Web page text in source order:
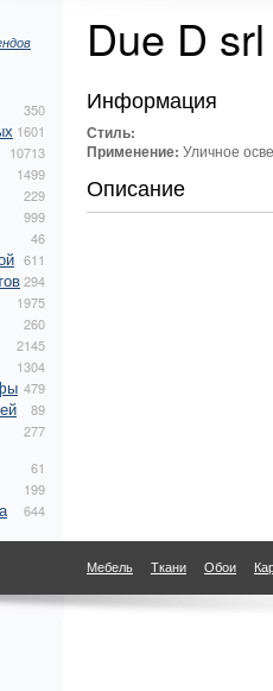
350
1601
10713
1499
229
999
46
611
294
1975
260
2145
1304
479
89
277
61
199
644
Due D srl
Информация
Стиль:
Применение: Уличное
Описание
Мебель Ткани Обои